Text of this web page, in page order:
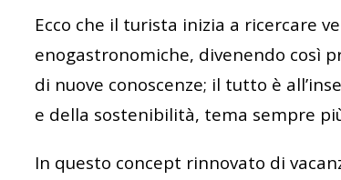
Ecco che il turista inizia a ricercare
enogastronomiche, divenendo così
di nuove conoscenze; il tutto è
e della sostenibilità, tema sempre
In questo concept rinnovato di